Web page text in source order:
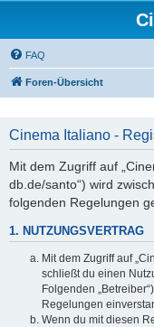
FAQ
Foren-Übersicht
Cinema Italiano -
Mit dem Zugriff auf
db.de/santo“) wird
folgenden Regelungen
1. NUTZUNGSVERTRAG
Mit dem Zugriff auf
schließt du einen
Folgenden
Regelungen
Wenn du mit diesen